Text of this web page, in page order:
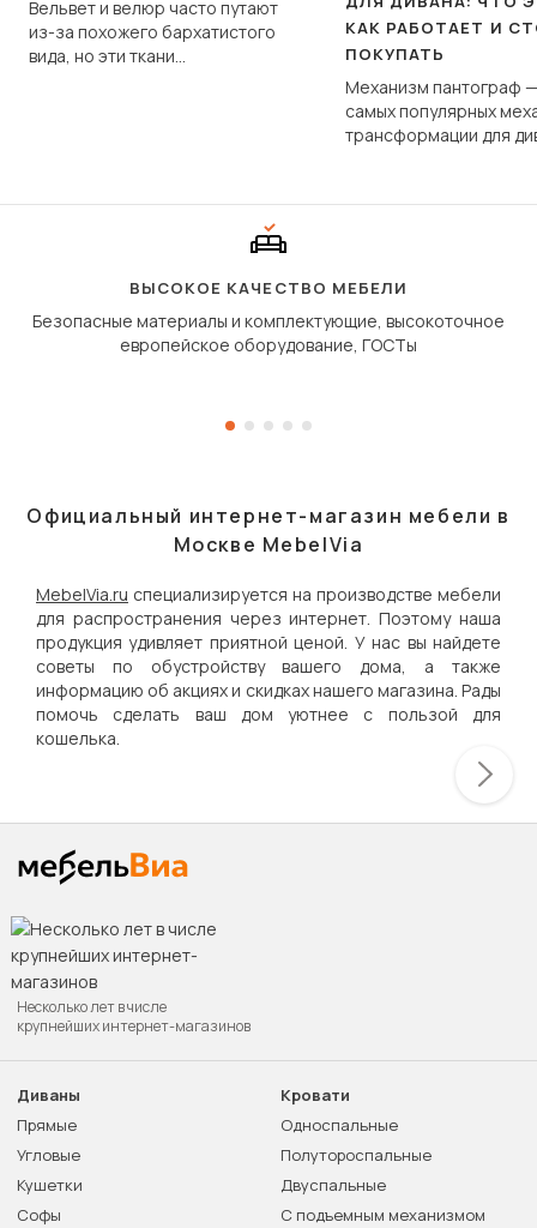
Вельвет и велюр часто путают
из-за похожего бархатистого
вида, но эти ткани
КАК РАБОТАЕТ И
ПОКУПАТЬ
Механизм пантограф
самых популярных
трансформации для
сиденье не
дугообразной
ВЫСОКОЕ КАЧЕСТВО МЕБЕЛИ
Безопасные материалы и комплектующие, высокоточное
европейское оборудование, ГОСТы
Официальный интернет-магазин мебели в
Москве MebelVia
MebelVia.ru специализируется на производстве мебели
для распространения через интернет. Поэтому наша
продукция удивляет приятной ценой. У нас вы найдете
советы по обустройству вашего дома, а также
информацию об акциях и скидках нашего магазина. Рады
помочь сделать ваш дом уютнее с пользой для
кошелька.
Несколько лет в числе
крупнейших интернет-магазинов
Диваны
Прямые
Угловые
Кушетки
Софы
Кровати
Односпальные
Полутороспальные
Двуспальные
С подъемным механизмом